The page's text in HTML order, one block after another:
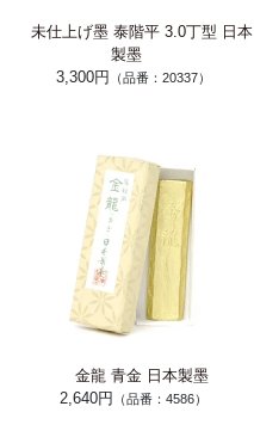
未仕上げ墨 泰階平 3.0丁型 日本
製墨
3,300円
（品番：20337）
金龍 青金 日本製墨
2,640円
（品番：4586）